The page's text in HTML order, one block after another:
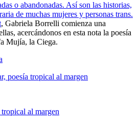
o abandonadas. Así son las historias,
de muchas mujeres y personas trans.
, Gabriela Borrelli comienza una
acercándonos en esta nota la poesía
Mujía, la Ciega.
al margen